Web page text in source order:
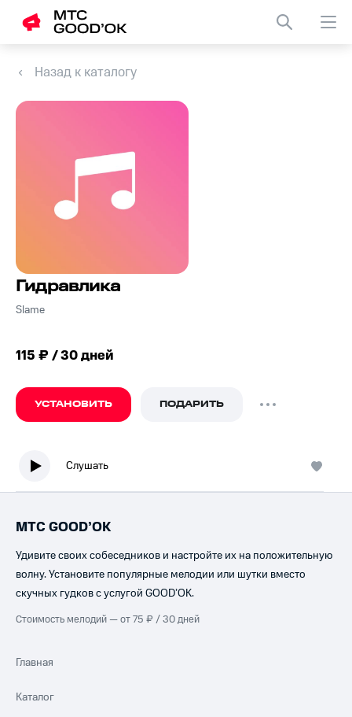
Назад к каталогу
Гидравлика
Slame
115 ₽ / 30 дней
УСТАНОВИТЬ ПОДАРИТЬ
Слушать
МТС GOOD’OK
Удивите своих собеседников и настройте их на положительную
волну. Установите популярные мелодии или шутки вместо
скучных гудков с услугой GOOD’OK.
Стоимость мелодий — от 75 ₽ / 30 дней
Главная
Каталог